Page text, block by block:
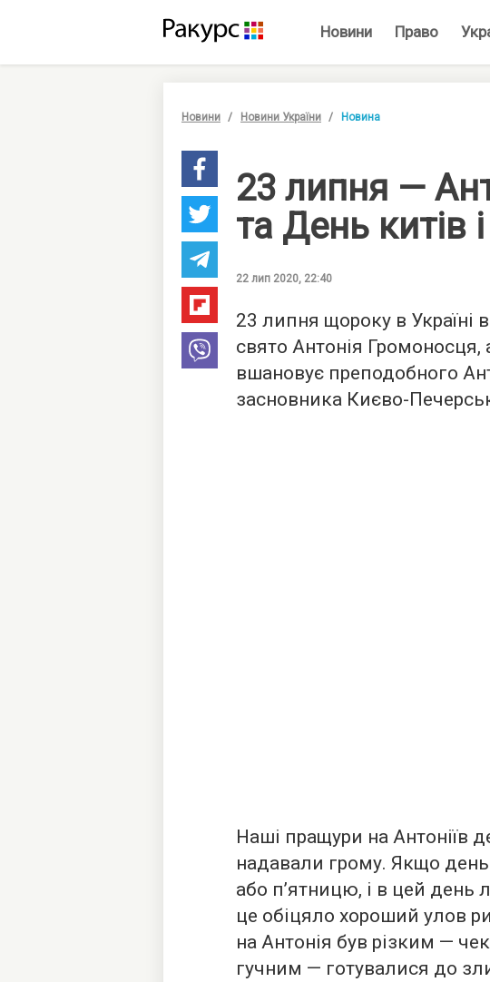
Новини Право
Новини Новини України Новина
23 липня —
та День китів
22 лип 2020, 22:40
23 липня щороку в Україні
свято Антонія
вшановує преподобного
засновника Києво-
Наші пращури на Антоніїв
надавали грому. Якщо день
або п’ятницю, і в цей день
це обіцяло хороший улов
на Антонія був різким —
гучним — готувалися до